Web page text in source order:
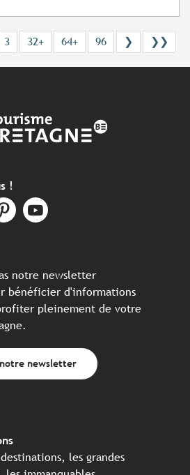
3 32+ 64+ 96 ❯ ❯❯
!
notre newsletter
bénéficier d'informations
pleinement de votre
newsletter
les grandes